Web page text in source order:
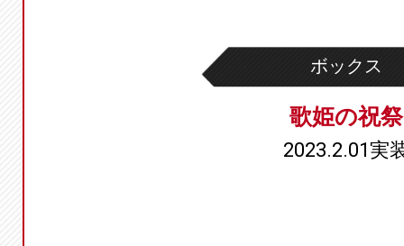
ボックス
歌姫の祝祭
2023.2.01実